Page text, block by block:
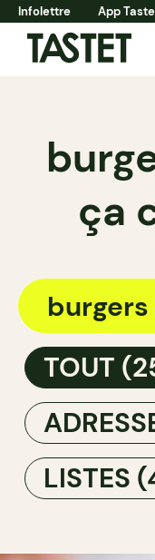
Infolettre App
ça
TOUT
LISTES